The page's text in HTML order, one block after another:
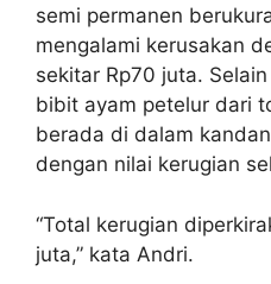
semi permanen
mengalami kerusakan
sekitar Rp70 juta.
bibit ayam petelur dari
berada di dalam
dengan nilai kerugian
“Total kerugian
juta,” kata Andri.